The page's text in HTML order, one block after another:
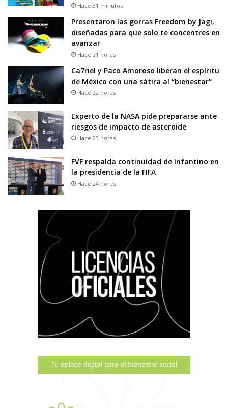
Hace 31 minutos
Presentaron las gorras Freedom by Jagi,
diseñadas para que solo te concentres en
avanzar
Hace 21 horas
Ca7riel y Paco Amoroso liberan el espíritu
de México con una sátira al “bienestar”
Hace 22 horas
Experto de la NASA pide prepararse ante
riesgos de impacto de asteroide
Hace 23 horas
FVF respalda continuidad de Infantino en
la presidencia de la FIFA
Hace 24 horas